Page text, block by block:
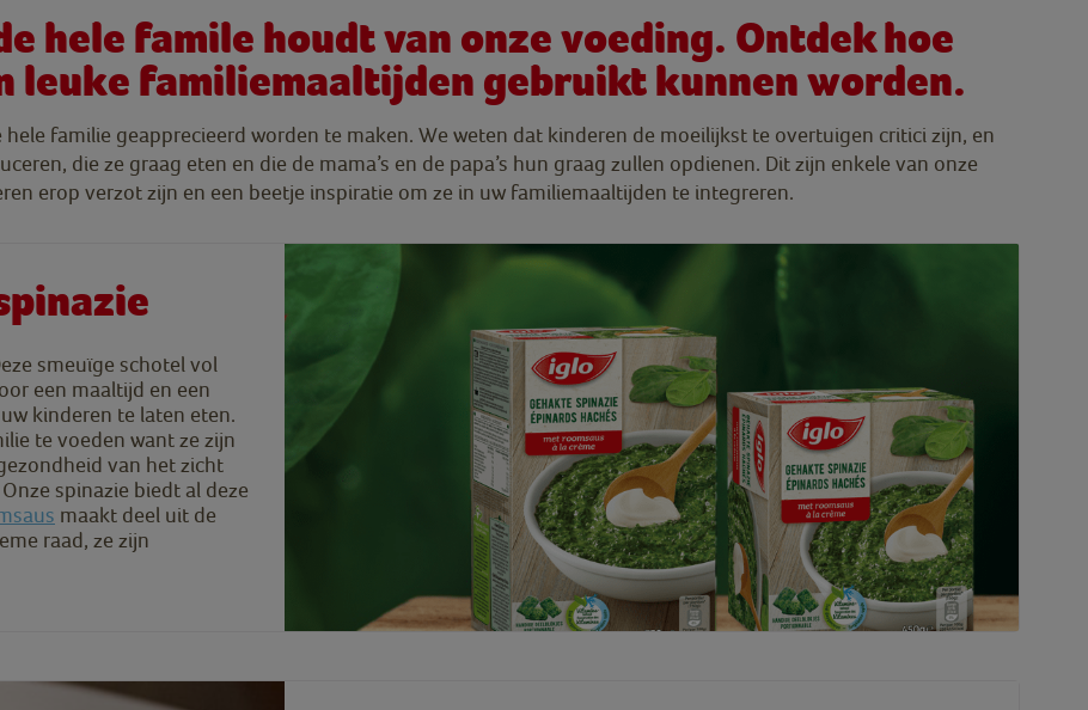
hele famile houdt van onze voeding. Ontdek hoe
leuke familiemaaltijden gebruikt kunnen worden.
familie geapprecieerd worden te maken. We weten dat kinderen de moeilijkst te overtuigen critici zijn, en
die ze graag eten en die de mama’s en de papa’s hun graag zullen opdienen. Dit zijn enkele van onze
erop verzot zijn en een beetje inspiratie om ze in uw familiemaaltijden te integreren.
smeuïge schotel vol
een maaltijd en een
kinderen te laten eten.
te voeden want ze zijn
van het zicht
spinazie biedt al deze
maakt deel uit de
raad, ze zijn